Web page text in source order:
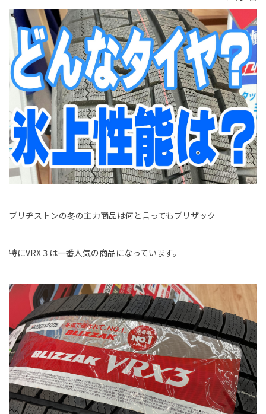
ブリヂストンの冬の主力商品は何と言ってもブリザック
特にVRX３は一番人気の商品になっています。